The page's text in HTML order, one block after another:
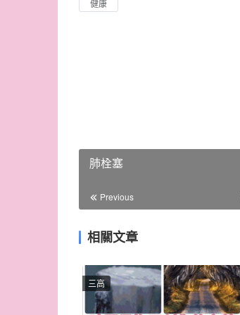
健康
肺栓塞
Previous
相關文章
三高